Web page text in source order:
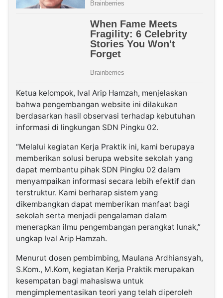
Ketua kelompok, Ival Arip Hamzah, menjelaskan
bahwa pengembangan website ini dilakukan
berdasarkan hasil observasi terhadap kebutuhan
informasi di lingkungan SDN Pingku 02.
“Melalui kegiatan Kerja Praktik ini, kami berupaya
memberikan solusi berupa website sekolah yang
dapat membantu pihak SDN Pingku 02 dalam
menyampaikan informasi secara lebih efektif dan
terstruktur. Kami berharap sistem yang
dikembangkan dapat memberikan manfaat bagi
sekolah serta menjadi pengalaman dalam
menerapkan ilmu pengembangan perangkat lunak,”
ungkap Ival Arip Hamzah.
Menurut dosen pembimbing, Maulana Ardhiansyah,
S.Kom., M.Kom, kegiatan Kerja Praktik merupakan
kesempatan bagi mahasiswa untuk
mengimplementasikan teori yang telah diperoleh